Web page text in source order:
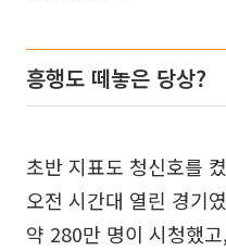
흥행도 떼놓은 당상?
초반 지표도 청신호를
오전 시간대 열린 경기
약 280만 명이 시청했